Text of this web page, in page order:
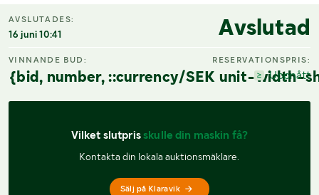
AVSLUTADES:
16 juni 10:41 Avslutad
VINNANDE BUD:
{bid, number, ::currency/SEK unit-width-
RESERVATIONSPRIS:
Uppnått
Vilket slutpris skulle din maskin få?
Kontakta din lokala auktionsmäklare.
Sälj på Klaravik